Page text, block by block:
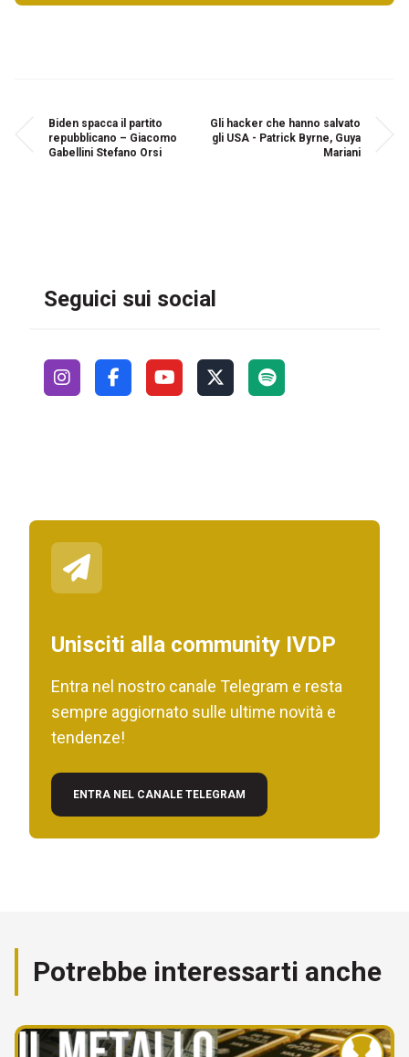
Biden spacca il partito
repubblicano – Giacomo
Gabellini Stefano Orsi
Gli hacker che hanno salvato
gli USA - Patrick Byrne, Guya
Mariani
Seguici sui social
Unisciti alla community IVDP
Entra nel nostro canale Telegram e resta
sempre aggiornato sulle ultime novità e
tendenze!
ENTRA NEL CANALE TELEGRAM
Potrebbe interessarti anche